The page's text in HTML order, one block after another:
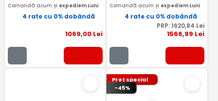
Comandă acum și expediem Luni
4 rate cu 0% dobândă
1069,00Lei
Comandă acum și expediem Luni
4 rate cu 0% dobândă
PRP: 1620,84 Lei
1566,99 Lei
Pret special
-45%